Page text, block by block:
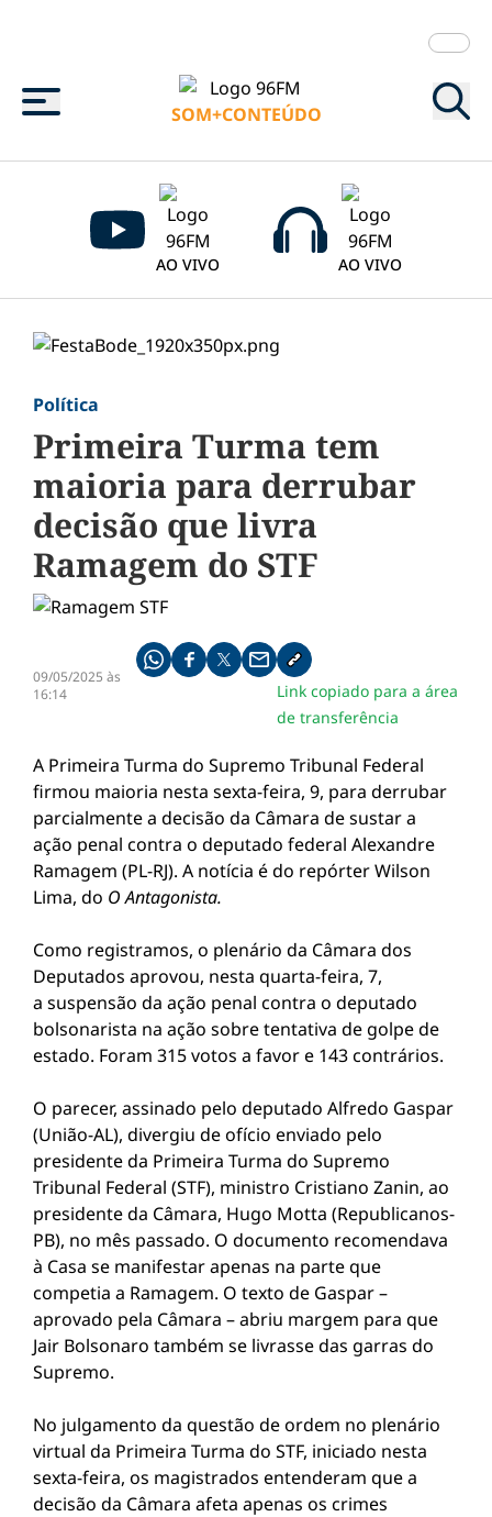
Menu
SOM+CONTEÚDO
AO VIVO AO VIVO
Política
Primeira Turma tem
maioria para derrubar
decisão que livra
Ramagem do STF
09/05/2025 às
16:14
Compartilhe pelo whatsapp
Compartilhar no facebook
Compartilhar no twitter
Compartilhe pelo email
Copiar link da notícia
Link copiado para a área
de transferência
A Primeira Turma do Supremo Tribunal Federal
firmou maioria nesta sexta-feira, 9, para derrubar
parcialmente a decisão da Câmara de sustar a
ação penal contra o deputado federal Alexandre
Ramagem (PL-RJ). A notícia é do repórter Wilson
Lima, do O Antagonista.
Como registramos, o plenário da Câmara dos
Deputados aprovou, nesta quarta-feira, 7,
a suspensão da ação penal contra o deputado
bolsonarista na ação sobre tentativa de golpe de
estado. Foram 315 votos a favor e 143 contrários.
O parecer, assinado pelo deputado Alfredo Gaspar
(União-AL), divergiu de ofício enviado pelo
presidente da Primeira Turma do Supremo
Tribunal Federal (STF), ministro Cristiano Zanin, ao
presidente da Câmara, Hugo Motta (Republicanos-
PB), no mês passado. O documento recomendava
à Casa se manifestar apenas na parte que
competia a Ramagem. O texto de Gaspar –
aprovado pela Câmara – abriu margem para que
Jair Bolsonaro também se livrasse das garras do
Supremo.
No julgamento da questão de ordem no plenário
virtual da Primeira Turma do STF, iniciado nesta
sexta-feira, os magistrados entenderam que a
decisão da Câmara afeta apenas os crimes